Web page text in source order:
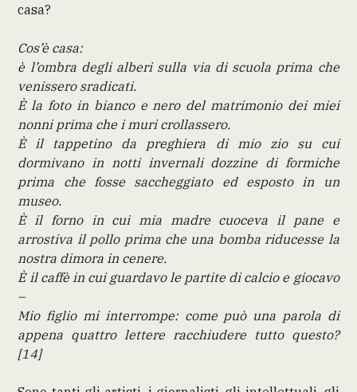
casa?
Cos’è casa:
è l’ombra degli alberi sulla via di scuola prima che
venissero sradicati.
È la foto in bianco e nero del matrimonio dei miei
nonni prima che i muri crollassero.
È il tappetino da preghiera di mio zio su cui
dormivano in notti invernali dozzine di formiche
prima che fosse saccheggiato ed esposto in un
museo.
È il forno in cui mia madre cuoceva il pane e
arrostiva il pollo prima che una bomba riducesse la
nostra dimora in cenere.
È il caffè in cui guardavo le partite di calcio e giocavo
–
Mio figlio mi interrompe: come può una parola di
appena quattro lettere racchiudere tutto questo?
[14]